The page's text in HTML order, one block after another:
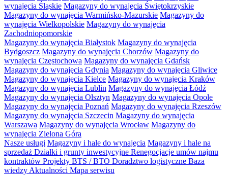
wynajęcia Śląskie Magazyny do wynajęcia Świętokrzyskie
Magazyny do wynajęcia Warmińsko-Mazurskie Magazyny do
wynajęcia Wielkopolskie Magazyny do wynajęcia
Zachodniopomorskie
Magazyny do wynajęcia Białystok Magazyny do wynajęcia
Bydgoszcz Magazyny do wynajęcia Chorzów Magazyny do
wynajęcia Częstochowa Magazyny do wynajęcia Gdańsk
Magazyny do wynajęcia Gdynia Magazyny do wynajęcia Gliwice
Magazyny do wynajęcia Kielce Magazyny do wynajęcia Kraków
Magazyny do wynajęcia Lublin Magazyny do wynajęcia Łódź
Magazyny do wynajęcia Olsztyn Magazyny do wynajęcia Opole
Magazyny do wynajęcia Poznań Magazyny do wynajęcia Rzeszów
Magazyny do wynajęcia Szczecin Magazyny do wynajęcia
Warszawa Magazyny do wynajęcia Wrocław Magazyny do
wynajęcia Zielona Góra
Nasze usługi Magazyny i hale do wynajęcia Magazyny i hale na
sprzedaż Działki i grunty inwestycyjne Renegocjacje umów najmu
kontraktów Projekty BTS / BTO Doradztwo logistyczne Baza
wiedzy Aktualności Mapa serwisu